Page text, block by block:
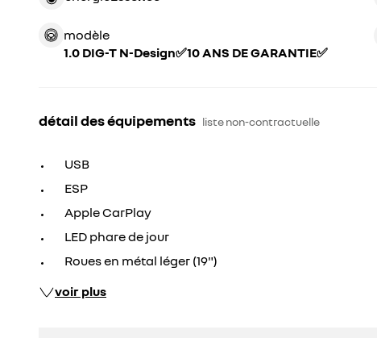
modèle
1.0 DIG-T N-Design✅10 ANS DE GARANTIE✅
détail des équipements liste non-contractuelle
USB
ESP
Apple CarPlay
LED phare de jour
Roues en métal léger (19")
voir plus